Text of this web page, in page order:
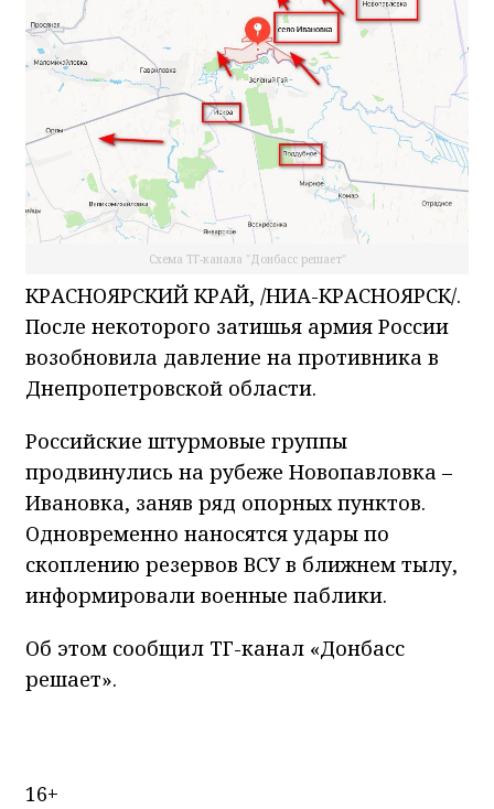
Схема ТГ-канала "Донбасс решает"
КРАСНОЯРСКИЙ КРАЙ, /НИА-КРАСНОЯРСК/.
После некоторого затишья армия России
возобновила давление на противника в
Днепропетровской области.
Российские штурмовые группы
продвинулись на рубеже Новопавловка –
Ивановка, заняв ряд опорных пунктов.
Одновременно наносятся удары по
скоплению резервов ВСУ в ближнем тылу,
информировали военные паблики.
Об этом сообщил ТГ-канал «Донбасс
решает».
16+